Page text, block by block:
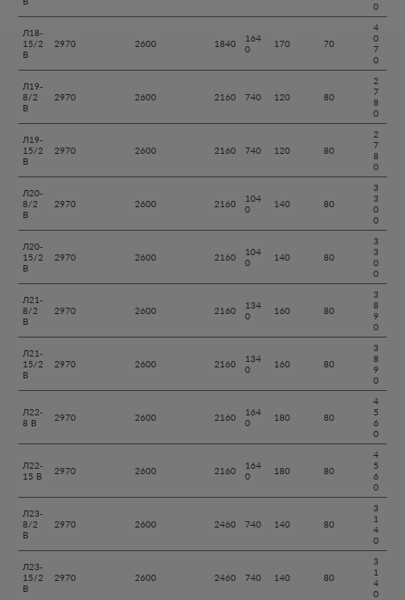
0
Л18-
15/2
В
2970 2600 1840
164
0
170 70
4
0
7
0
Л19-
8/2
В
2970 2600 2160 740 120 80
2
7
8
0
Л19-
15/2
В
2970 2600 2160 740 120 80
2
7
8
0
Л20-
8/2
В
2970 2600 2160
104
0
140 80
3
3
0
0
Л20-
15/2
В
2970 2600 2160
104
0
140 80
3
3
0
0
Л21-
8/2
В
2970 2600 2160
134
0
160 80
3
8
9
0
Л21-
15/2
В
2970 2600 2160
134
0
160 80
3
8
9
0
Л22-
8 В
2970 2600 2160
164
0
180 80
4
5
6
0
Л22-
15 В
2970 2600 2160
164
0
180 80
4
5
6
0
Л23-
8/2
В
2970 2600 2460 740 140 80
3
1
4
0
Л23-
15/2
В
2970 2600 2460 740 140 80
3
1
4
0